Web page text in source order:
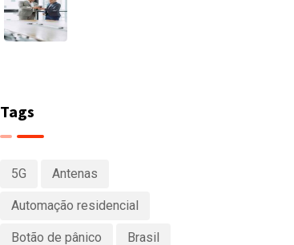
Tags
5G Antenas
Automação residencial
Botão de pânico Brasil